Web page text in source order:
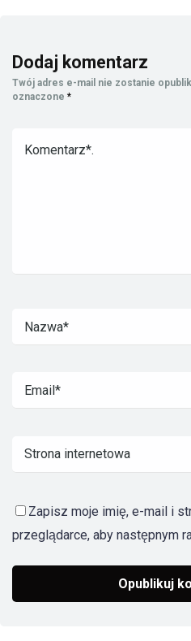
Dodaj komentarz
Twój adres e-mail nie zostanie
oznaczone *
Zapisz moje imię, e-mail i
przeglądarce, aby następnym